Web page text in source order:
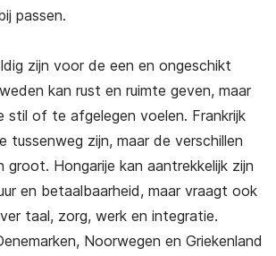
passen.
zijn voor de een en ongeschikt
kan rust en ruimte geven, maar
stil of te afgelegen voelen. Frankrijk
tussenweg zijn, maar de verschillen
groot. Hongarije kan aantrekkelijk zijn
en betaalbaarheid, maar vraagt ook
taal, zorg, werk en integratie.
Noorwegen en Griekenland